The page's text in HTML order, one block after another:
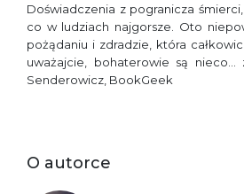
Doświadczenia z pogranicza
co w ludziach najgorsze. Oto
pożądaniu i zdradzie, która
uważajcie, bohaterowie są nieco…
Senderowicz, BookGeek
O autorce